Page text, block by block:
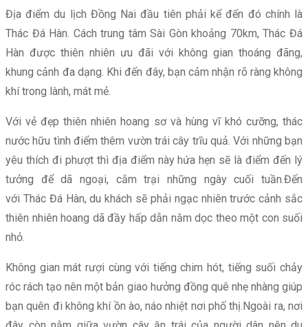
Địa điểm du lịch Đồng Nai đầu tiên phải kể đến đó chính là
Thác Đá Hàn. Cách trung tâm Sài Gòn khoảng 70km, Thác Đá
Hàn được thiên nhiên ưu đãi với không gian thoáng đãng,
khung cảnh đa dạng. Khi đến đây, bạn cảm nhận rõ ràng không
khí trong lành, mát mẻ.
Với vẻ đẹp thiên nhiên hoang sơ và hùng vĩ khó cưỡng, thác
nước hữu tình điểm thêm vườn trái cây trĩu quả. Với những bạn
yêu thích đi phượt thì địa điểm này hứa hẹn sẽ là điểm đến lý
tưởng để dã ngoại, cắm trại những ngày cuối tuần.Đến
với Thác Đá Hàn, du khách sẽ phải ngạc nhiên trước cảnh sắc
thiên nhiên hoang dã đầy hấp dẫn nằm dọc theo một con suối
nhỏ.
Không gian mát rượi cùng với tiếng chim hót, tiếng suối chảy
róc rách tạo nên một bản giao hưởng đồng quê nhẹ nhàng giúp
bạn quên đi không khí ồn ào, náo nhiệt nơi phố thị.Ngoài ra, nơi